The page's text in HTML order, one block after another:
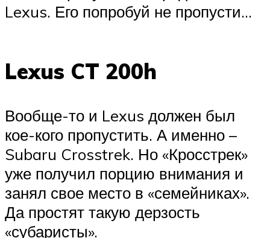
Lexus. Его попробуй не пропусти…
Lexus CT 200h
Вообще-то и Lexus должен был
кое-кого пропустить. А именно –
Subaru Crosstrek. Но «Кросстрек»
уже получил порцию внимания и
занял свое место в «семейниках».
Да простят такую дерзость
«субаристы».